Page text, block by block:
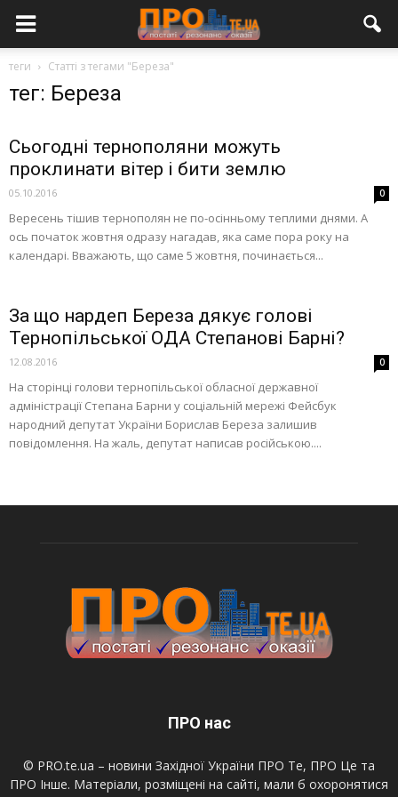
теги Статті з тегами "Береза"
тег: Береза
Сьогодні тернополяни можуть
проклинати вітер і бити землю
05.10.2016 0
Вересень тішив тернополян не по-осінньому теплими днями. А
ось початок жовтня одразу нагадав, яка саме пора року на
календарі. Вважають, що саме 5 жовтня, починається...
За що нардеп Береза дякує голові
Тернопільської ОДА Степанові Барні?
12.08.2016 0
На сторінці голови тернопільської обласної державної
адміністрації Степана Барни у соціальній мережі Фейсбук
народний депутат України Борислав Береза залишив
повідомлення. На жаль, депутат написав російською....
ПРО нас
© PRO.te.ua – новини Західної України ПРО Те, ПРО Це та
ПРО Інше. Матеріали, розміщені на сайті, мали б охоронятися